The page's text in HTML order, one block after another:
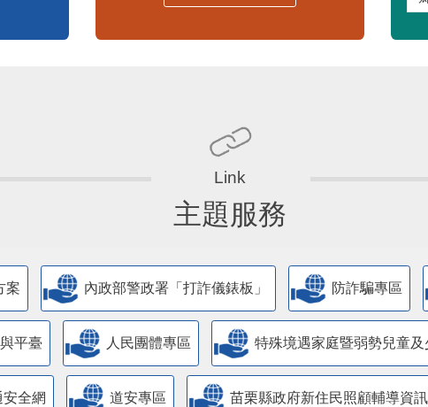
主題服務
案 內政部警政署「打詐儀錶板」 防詐騙專區
平臺 人民團體專區 特殊境遇家庭暨弱勢兒童
全網 道安專區 苗栗縣政府新住民照顧輔導資